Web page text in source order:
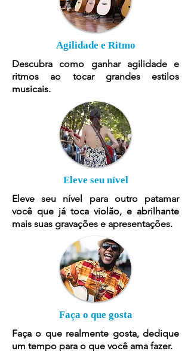
Agilidade e Ritmo
Descubra como ganhar agilidade e
ritmos ao tocar grandes estilos
musicais.
Eleve seu nível
Eleve seu nível para outro patamar
você que já toca violão, e abrilhante
mais suas gravações e apresentações.
Faça o que gosta
Faça o que realmente gosta, dedique
um tempo para o que você ama fazer.